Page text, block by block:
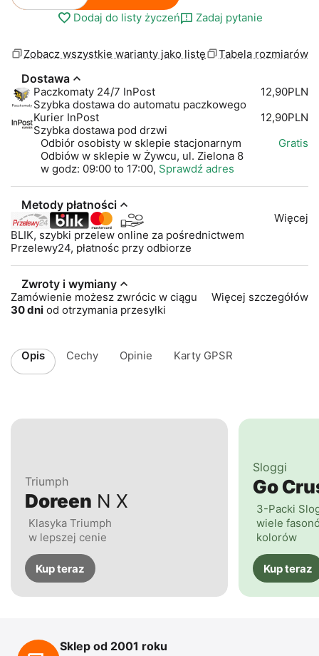
Dodaj do listy życzeń
Zadaj pytanie
Zobacz wszystkie warianty jako listę Tabela rozmiarów
Dostawa
Paczkomaty 24/7 InPost
Szybka dostawa do automatu paczkowego
12,90PLN
Kurier InPost
Szybka dostawa pod drzwi
12,90PLN
Odbiór osobisty w sklepie stacjonarnym
Odbiów w sklepie w Żywcu, ul. Zielona 8
w godz: 09:00 to 17:00, Sprawdź adres
Gratis
Metody płatności
BLIK, szybki przelew online za pośrednictwem
Przelewy24, płatnośc przy odbiorze
Więcej
Zwroty i wymiany
Zamówienie możesz zwrócic w ciągu
30 dni od otrzymania przesyłki
Więcej szczegółów
Opis Cechy Opinie Karty GPSR
Triumph
Doreen N X
Klasyka Triumph
w lepszej cenie
Kup teraz
Sloggi
Go
3-Packi
wiele
kolorów
Kup teraz
Sklep od 2001 roku